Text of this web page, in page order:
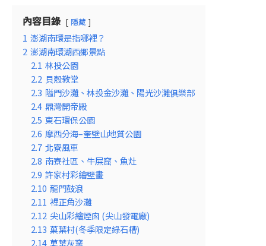
內容目錄 隱藏
1 澎湖南環是指哪裡？
2 澎湖南環湖西鄉景點
2.1 林投公園
2.2 貝殼教堂
2.3 隘門沙灘、林投金沙灘、陽光沙灘俱樂部
2.4 鼎灣開帝殿
2.5 東石環保公園
2.6 摩西分海–奎壁山地質公園
2.7 北寮風車
2.8 南寮社區、牛屎窟、魚灶
2.9 許家村彩繪壁畫
2.10 龍門鼓浪
2.11 裡正角沙灘
2.12 尖山彩繪煙囪 (尖山發電廠)
2.13 菓葉村(冬季限定綠石槽)
2.14 菓葉灰窯